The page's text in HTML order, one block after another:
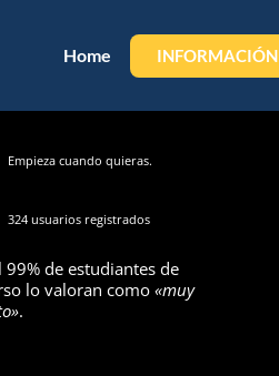
Home INFORMACIÓN
Empieza cuando quieras.
324 usuarios registrados
99% de estudiantes de
lo valoran como «muy
.